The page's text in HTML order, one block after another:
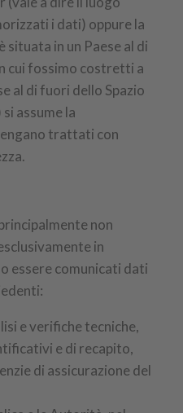
i dati) oppure la
in un Paese al di
cui fossimo costretti a
al di fuori dello Spazio
assume la
trattati con
non
in
essere comunicati dati
e verifiche tecniche,
e di recapito,
di assicurazione del